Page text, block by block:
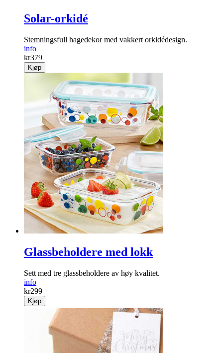
Solar-orkidé
Stemningsfull hagedekor med vakkert orkidédesign.
info
kr379
Kjøp
Glassbeholdere med lokk
Sett med tre glassbeholdere av høy kvalitet.
info
kr299
Kjøp